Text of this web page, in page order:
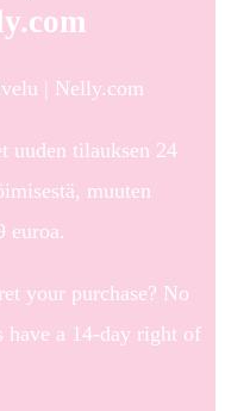
| Nelly.com
uuden tilauksen 24
muuten
euroa.
your purchase? No
a 14-day right of